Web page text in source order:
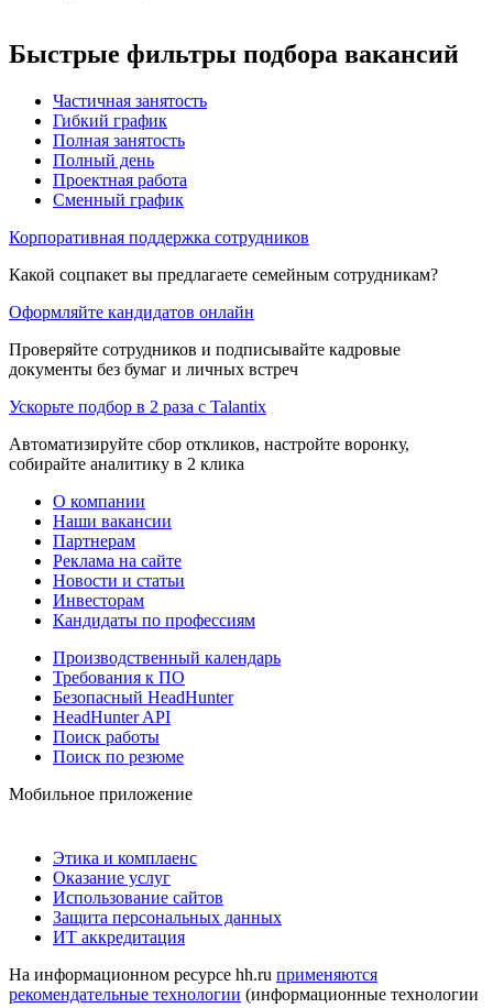
Быстрые фильтры подбора вакансий
Частичная занятость
Гибкий график
Полная занятость
Полный день
Проектная работа
Сменный график
Корпоративная поддержка сотрудников
Какой соцпакет вы предлагаете семейным сотрудникам?
Оформляйте кандидатов онлайн
Проверяйте сотрудников и подписывайте кадровые
документы без бумаг и личных встреч
Ускорьте подбор в 2 раза с Talantix
Автоматизируйте сбор откликов, настройте воронку,
собирайте аналитику в 2 клика
О компании
Наши вакансии
Партнерам
Реклама на сайте
Новости и статьи
Инвесторам
Кандидаты по профессиям
Производственный календарь
Требования к ПО
Безопасный HeadHunter
HeadHunter API
Поиск работы
Поиск по резюме
Мобильное приложение
Этика и комплаенс
Оказание услуг
Использование сайтов
Защита персональных данных
ИТ аккредитация
На информационном ресурсе hh.ru применяются
рекомендательные технологии (информационные технологии